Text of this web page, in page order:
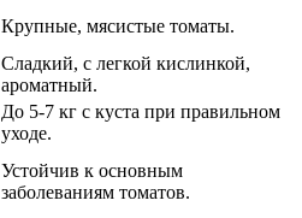
Крупные, мясистые томаты.
Сладкий, с легкой кислинкой,
ароматный.
До 5-7 кг с куста при правильном
уходе.
Устойчив к основным
заболеваниям томатов.